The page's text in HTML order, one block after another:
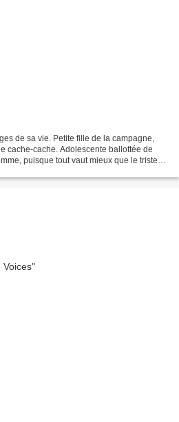
de sa vie. Petite fille de la campagne,
cache-cache. Adolescente ballottée de
puisque tout vaut mieux que le triste